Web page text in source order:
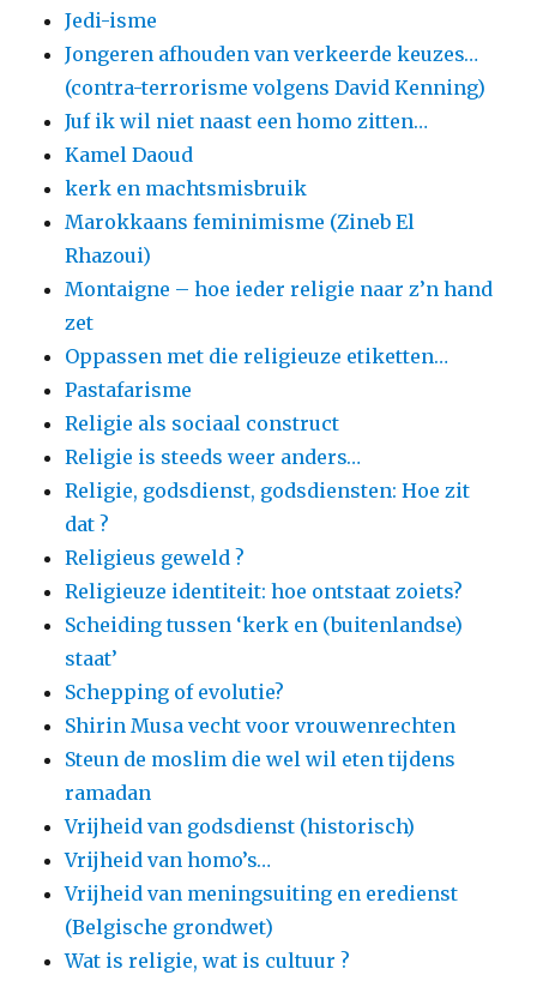
Jedi-isme
Jongeren afhouden van verkeerde keuzes…
(contra-terrorisme volgens David Kenning)
Juf ik wil niet naast een homo zitten…
Kamel Daoud
kerk en machtsmisbruik
Marokkaans feminimisme (Zineb El
Rhazoui)
Montaigne – hoe ieder religie naar z’n hand
zet
Oppassen met die religieuze etiketten…
Pastafarisme
Religie als sociaal construct
Religie is steeds weer anders…
Religie, godsdienst, godsdiensten: Hoe zit
dat ?
Religieus geweld ?
Religieuze identiteit: hoe ontstaat zoiets?
Scheiding tussen ‘kerk en (buitenlandse)
staat’
Schepping of evolutie?
Shirin Musa vecht voor vrouwenrechten
Steun de moslim die wel wil eten tijdens
ramadan
Vrijheid van godsdienst (historisch)
Vrijheid van homo’s…
Vrijheid van meningsuiting en eredienst
(Belgische grondwet)
Wat is religie, wat is cultuur ?